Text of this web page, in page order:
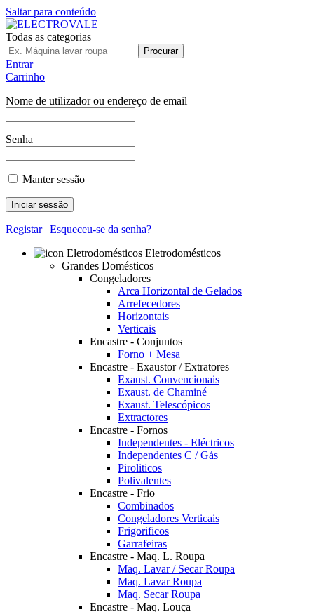
Saltar para conteúdo
Todas as categorias
Procurar
Entrar
Carrinho
Nome de utilizador ou endereço de email
Senha
Manter sessão
Registar| Esqueceu-se da senha?
Eletrodomésticos
Grandes Domésticos
Congeladores
Arca Horizontal de Gelados
Arrefecedores
Horizontais
Verticais
Encastre - Conjuntos
Forno + Mesa
Encastre - Exaustor / Extratores
Exaust. Convencionais
Exaust. de Chaminé
Exaust. Telescópicos
Extractores
Encastre - Fornos
Independentes - Eléctricos
Independentes C / Gás
Piroliticos
Polivalentes
Encastre - Frio
Combinados
Congeladores Verticais
Frigorificos
Garrafeiras
Encastre - Maq. L. Roupa
Maq. Lavar / Secar Roupa
Maq. Lavar Roupa
Maq. Secar Roupa
Encastre - Maq. Louça